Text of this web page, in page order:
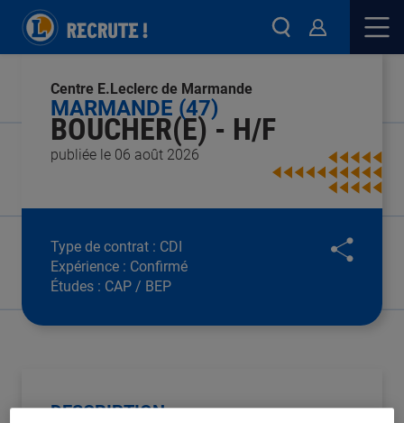
publiée le 06 août 2026
BOUCHER(E) - H/F
MARMANDE (47)
Centre E.Leclerc de Marmande
Type de contrat : CDI
Expérience : Confirmé
Études : CAP / BEP
DESCRIPTION